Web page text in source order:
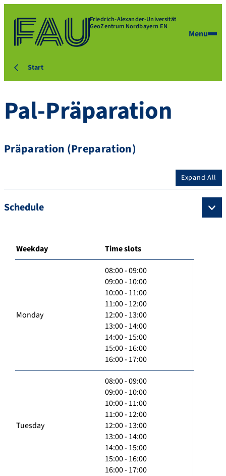
Friedrich-Alexander-Universität
GeoZentrum Nordbayern EN
Menu
Start
Pal-Präparation
Präparation (Preparation)
Expand All
Schedule
Weekday Time slots
Monday
08:00 - 09:00
09:00 - 10:00
10:00 - 11:00
11:00 - 12:00
12:00 - 13:00
13:00 - 14:00
14:00 - 15:00
15:00 - 16:00
16:00 - 17:00
Tuesday
08:00 - 09:00
09:00 - 10:00
10:00 - 11:00
11:00 - 12:00
12:00 - 13:00
13:00 - 14:00
14:00 - 15:00
15:00 - 16:00
16:00 - 17:00